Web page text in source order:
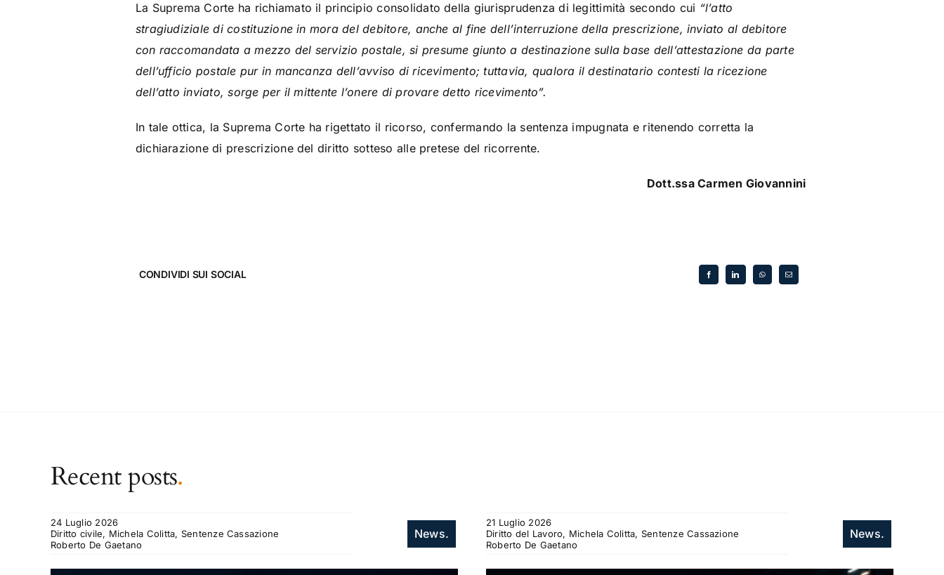
La Suprema Corte ha richiamato il principio consolidato della giurisprudenza di legittimità secondo cui “l’atto
stragiudiziale di costituzione in mora del debitore, anche al fine dell’interruzione della prescrizione, inviato al debitore
con raccomandata a mezzo del servizio postale, si presume giunto a destinazione sulla base dell’attestazione da parte
dell’ufficio postale pur in mancanza dell’avviso di ricevimento; tuttavia, qualora il destinatario contesti la ricezione
dell’atto inviato, sorge per il mittente l’onere di provare detto ricevimento”.
In tale ottica, la Suprema Corte ha rigettato il ricorso, confermando la sentenza impugnata e ritenendo corretta la
dichiarazione di prescrizione del diritto sotteso alle pretese del ricorrente.
Dott.ssa Carmen Giovannini
CONDIVIDI SUI SOCIAL
Recent posts.
24 Luglio 2026
Diritto civile, Michela Colitta, Sentenze Cassazione
Roberto De Gaetano
News.
21 Luglio 2026
Diritto del Lavoro, Michela Colitta, Sentenze Cassazione
Roberto De Gaetano
News.